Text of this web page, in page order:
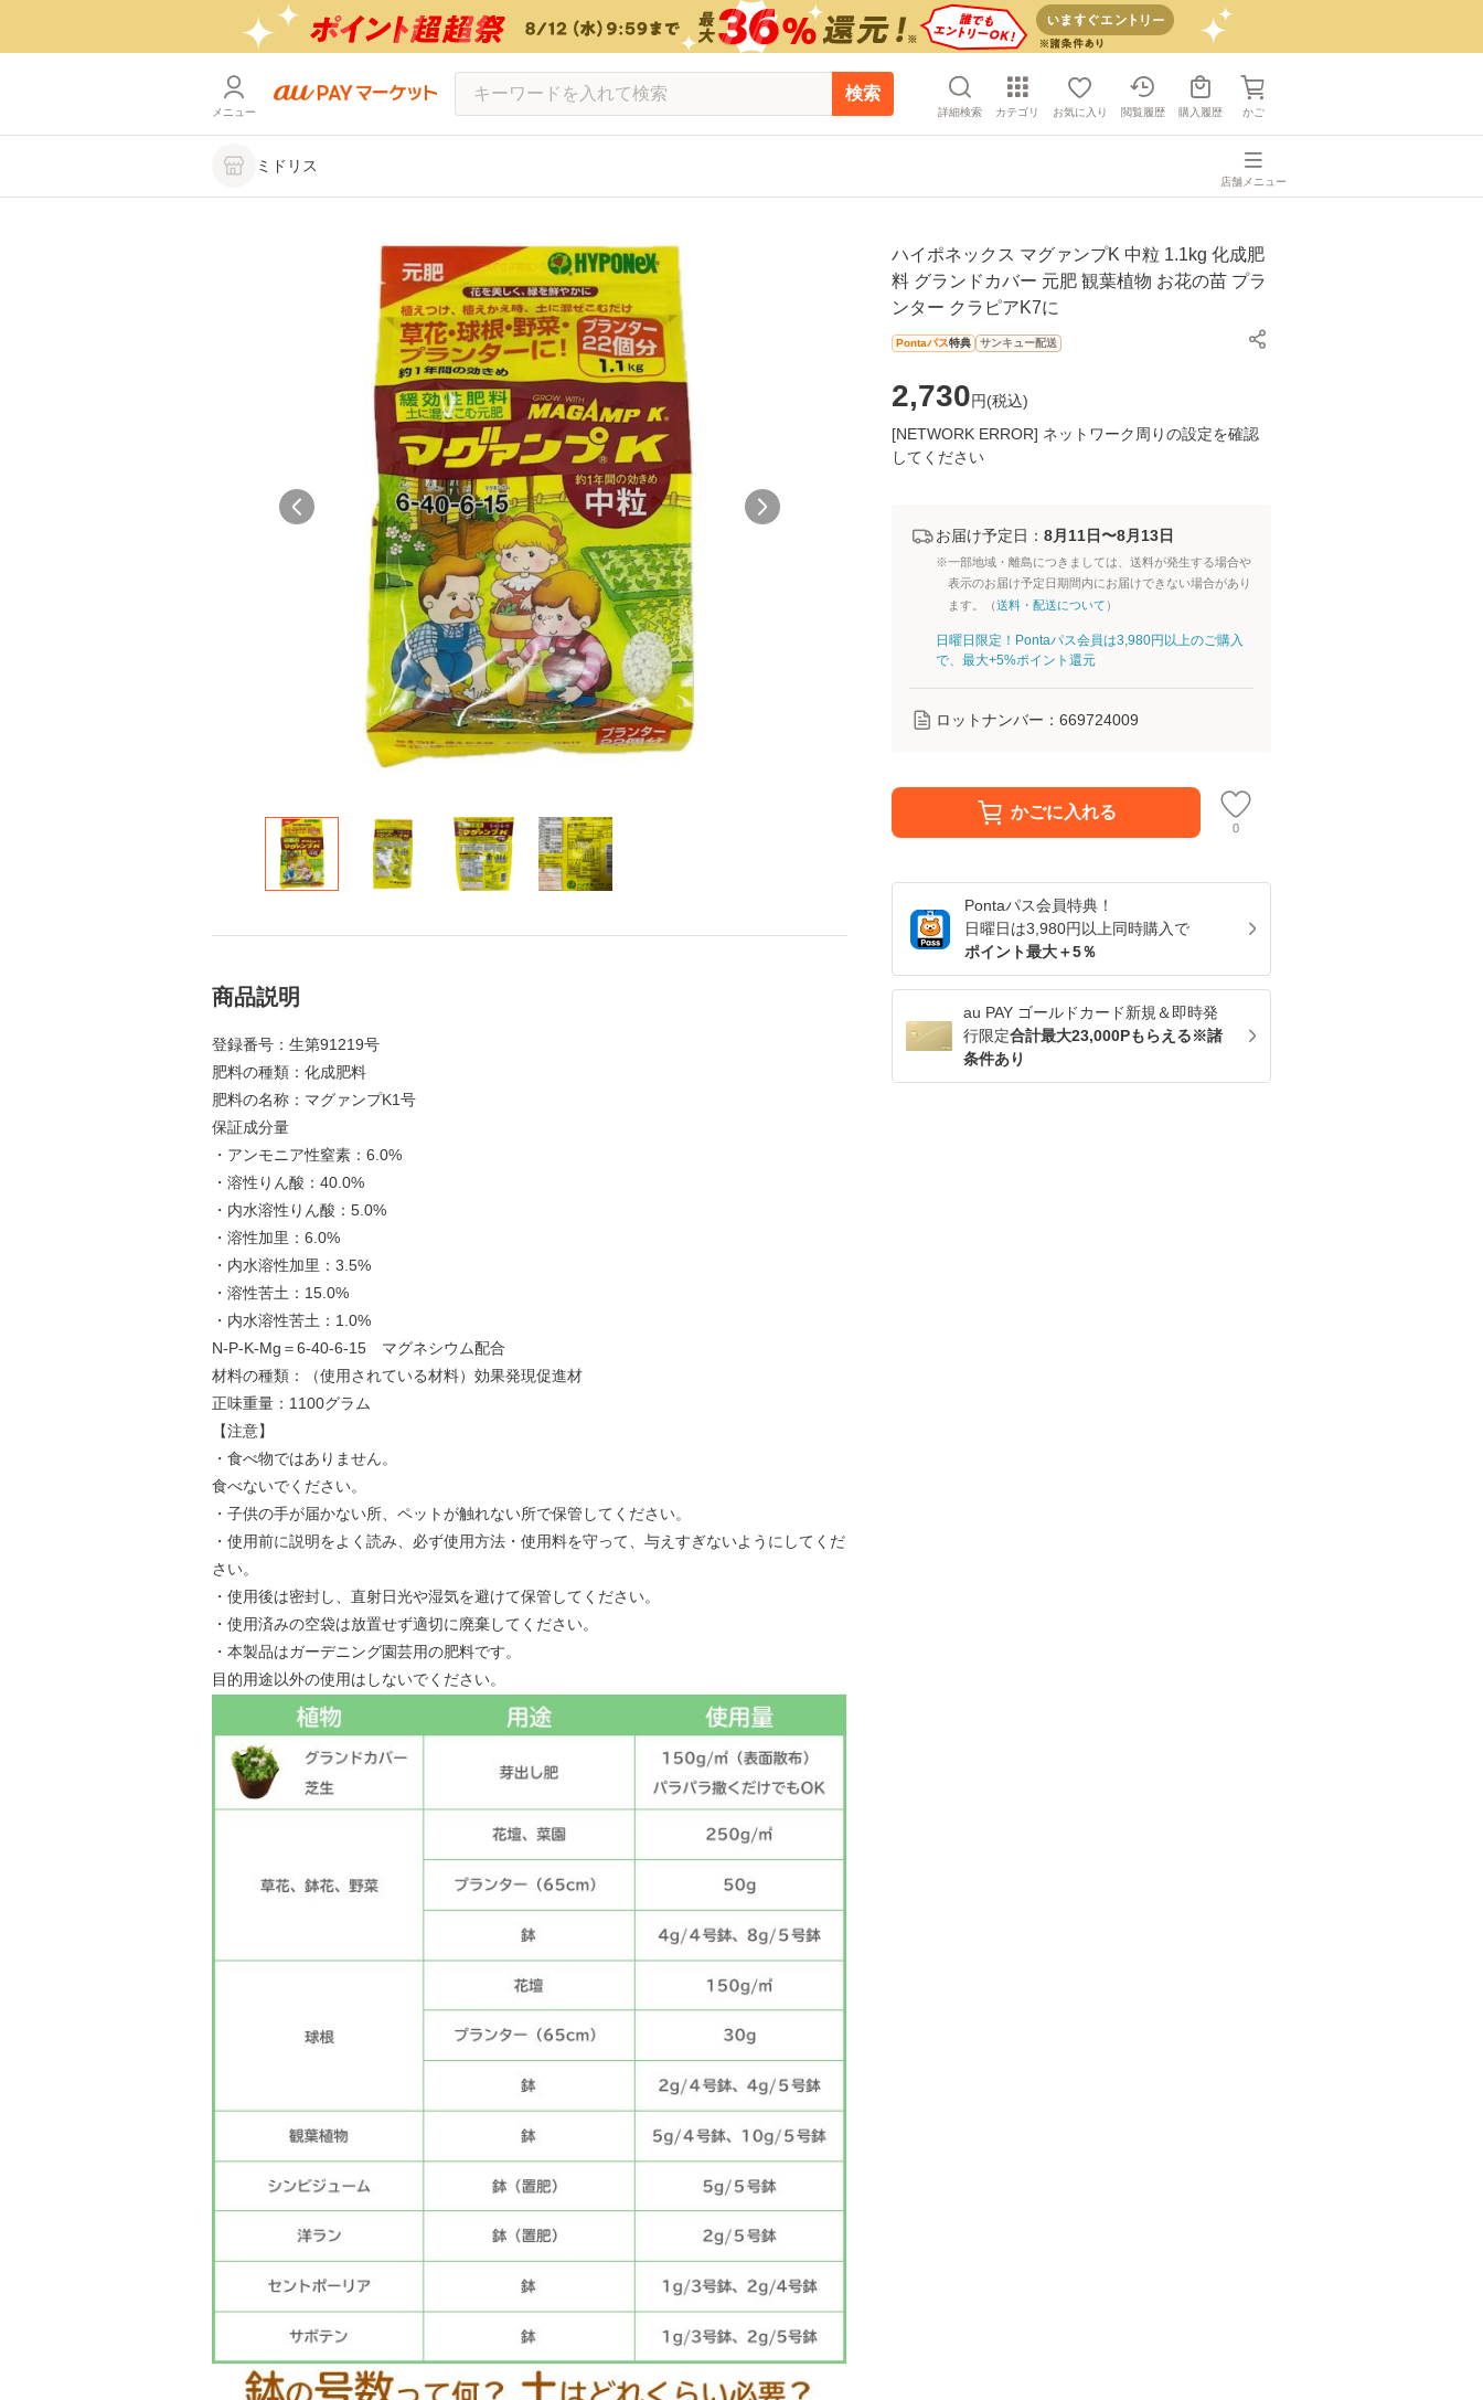
メニュー
検索
詳細検索 カテゴリ お気に入り 閲覧履歴 購入履歴 かご
ミドリス
店舗メニュー
ハイポネックス マグァンプK 中粒 1.1kg 化成肥
料 グランドカバー 元肥 観葉植物 お花の苗 プラ
ンター クラピアK7に
Pontaパス特典 サンキュー配送
2,730円(税込)
[NETWORK ERROR] ネットワーク周りの設定を確認
してください
お届け予定日： 8月11日〜8月13日
※一部地域・離島につきましては、送料が発生する場合や
表示のお届け予定日期間内にお届けできない場合があり
ます。（送料・配送について ）
日曜日限定！Pontaパス会員は3,980円以上のご購入
で、最大+5%ポイント還元
ロットナンバー： 669724009
かごに入れる
0
Pontaパス会員特典！
日曜日は3,980円以上同時購入で
ポイント最大＋5％
au PAY ゴールドカード新規＆即時発
行限定合計最大23,000Pもらえる※諸
条件あり
商品説明
登録番号：生第91219号
肥料の種類：化成肥料
肥料の名称：マグァンプK1号
保証成分量
・アンモニア性窒素：6.0%
・溶性りん酸：40.0%
・内水溶性りん酸：5.0%
・溶性加里：6.0%
・内水溶性加里：3.5%
・溶性苦土：15.0%
・内水溶性苦土：1.0%
N-P-K-Mg＝6-40-6-15 マグネシウム配合
材料の種類：（使用されている材料）効果発現促進材
正味重量：1100グラム
【注意】
・食べ物ではありません。
食べないでください。
・子供の手が届かない所、ペットが触れない所で保管してください。
・使用前に説明をよく読み、必ず使用方法・使用料を守って、与えすぎないようにしてくだ
さい。
・使用後は密封し、直射日光や湿気を避けて保管してください。
・使用済みの空袋は放置せず適切に廃棄してください。
・本製品はガーデニング園芸用の肥料です。
目的用途以外の使用はしないでください。